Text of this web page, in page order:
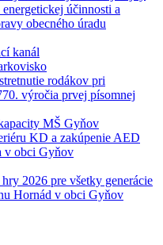
účinnosti a
obecného úradu
kanál
rodákov pri
výročia prvej písomnej
MŠ Gyňov
KD a zakúpenie AED
v obci Gyňov
2026 pre všetky generácie
Hornád v obci Gyňov